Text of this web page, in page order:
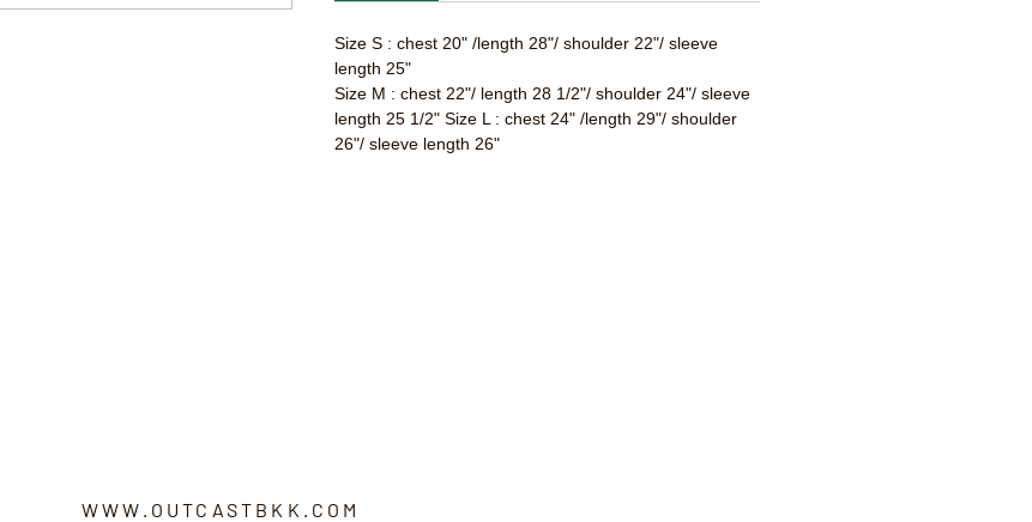
Size S : chest 20" /length 28"/ shoulder 22"/ sleeve
length 25"
Size M : chest 22"/ length 28 1/2"/ shoulder 24"/ sleeve
length 25 1/2" Size L : chest 24" /length 29"/ shoulder
26"/ sleeve length 26"
WWW.OUTCASTBKK.COM